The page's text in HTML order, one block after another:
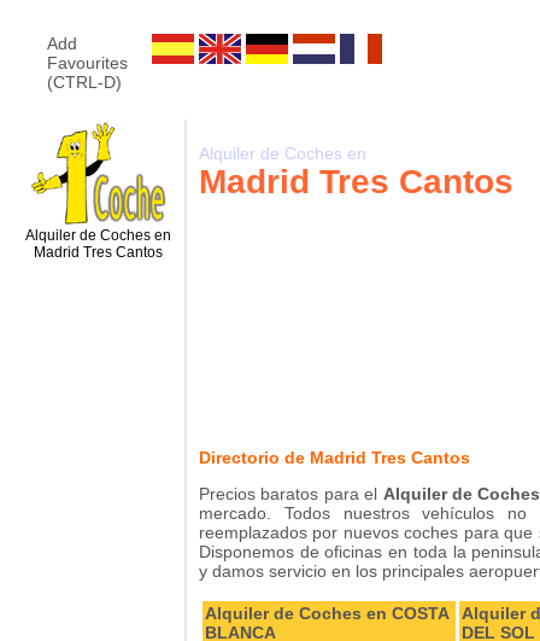
Add
Favourites
(CTRL-D)
Alquiler de Coches en
Madrid Tres Cantos
Alquiler de Coches en
Madrid Tres Cantos
Directorio de Madrid Tres Cantos
Precios baratos para el Alquiler de
mercado. Todos nuestros vehículos
reemplazados por nuevos coches para
Disponemos de oficinas en toda la
y damos servicio en los principales
Alquiler de Coches en COSTA
BLANCA
Alquiler
DEL SOL